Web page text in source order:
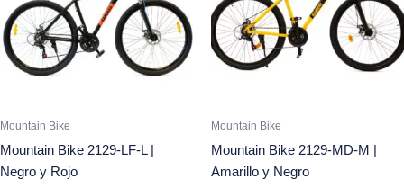
Mountain Bike
Mountain Bike 2129-LF-L |
Negro y Rojo
Mountain Bike
Mountain Bike 2129-MD-M |
Amarillo y Negro